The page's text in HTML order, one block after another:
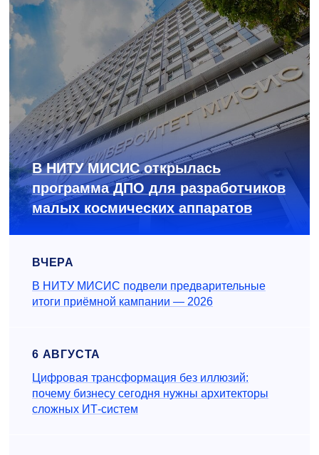
В НИТУ МИСИС открылась
программа ДПО для разработчиков
малых космических аппаратов
ВЧЕРА
В НИТУ МИСИС подвели предварительные
итоги приёмной кампании — 2026
6 АВГУСТА
Цифровая трансформация без иллюзий:
почему бизнесу сегодня нужны архитекторы
сложных ИТ-систем